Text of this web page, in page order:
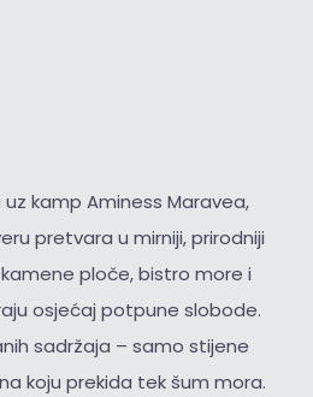
kamp Aminess Maravea,
pretvara u mirniji, prirodniji
ploče, bistro more i
osjećaj potpune slobode.
sadržaja – samo stijene
koju prekida tek šum mora.